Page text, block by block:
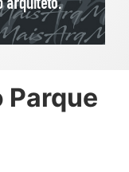
Parque